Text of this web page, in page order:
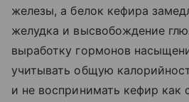
железы, а белок кефира
желудка и высвобождение
выработку гормонов
учитывать общую
и не воспринимать кефир как